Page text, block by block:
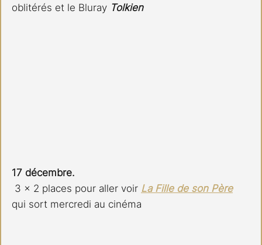
oblitérés et le Bluray Tolkien
17 décembre.
3 x 2 places pour aller voir La Fille de son Père
qui sort mercredi au cinéma